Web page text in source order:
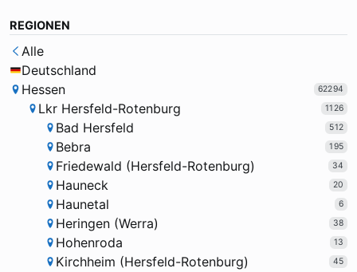
REGIONEN
Alle
Deutschland
Hessen
62294
Lkr Hersfeld-Rotenburg 1126
Bad Hersfeld 512
Bebra 195
Friedewald (Hersfeld-Rotenburg) 34
Hauneck 20
Haunetal 6
Heringen (Werra) 38
Hohenroda 13
Kirchheim (Hersfeld-Rotenburg) 45